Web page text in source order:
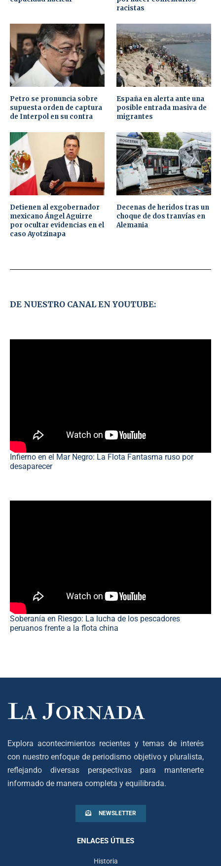
racistas
Petro se pronuncia sobre
supuesta orden de captura
de Interpol en su contra
España en alerta ante una
posible entrada masiva de
migrantes
Detienen al exgobernador
mexicano Ángel Aguirre
por ocultar evidencias en el
caso Ayotzinapa
Decenas de heridos tras un
choque de dos tranvías en
Alemania
DE NUESTRO CANAL EN YOUTUBE:
Infierno en el Mar Negro: La Flota Fantasma ruso por
desaparecer
Soberanía en Riesgo: La lucha de los pescadores
peruanos frente a la flota china
Explora acontecimientos recientes y temas de interés
con nuestro enfoque de periodismo objetivo y pluralista,
reflejando diversas perspectivas para mantenerte
informado de manera completa y equilibrada.
NEWSLETTER
ENLACES ÚTILES
Historia